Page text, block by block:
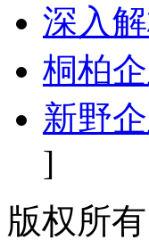
深入
桐柏
新野
]
版权所有